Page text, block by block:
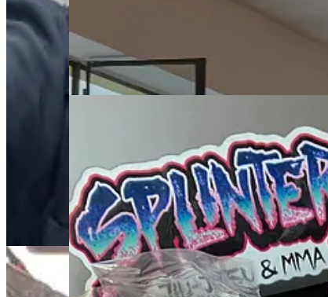
A Madrid:
vive l’ufficio ogni giorno: dalle spillette per i 'CEO
duecento HR si sono fermati per interagire con le
arriva anche in Spagna.